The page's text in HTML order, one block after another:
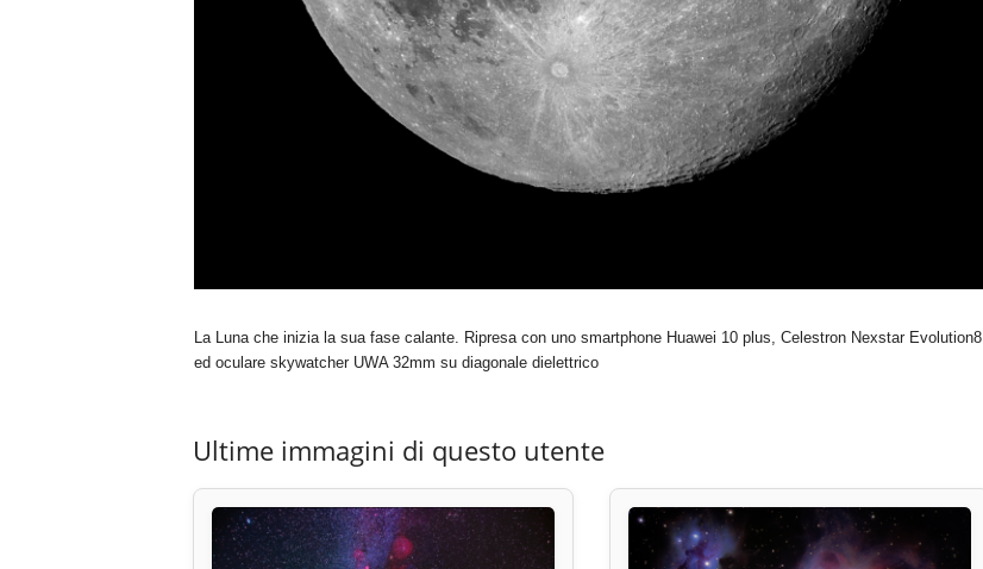
La Luna che inizia la sua fase calante. Ripresa con uno smartphone Huawei 10 plus, Celestron Nexstar Evolution8
ed oculare skywatcher UWA 32mm su diagonale dielettrico
Ultime immagini di questo utente